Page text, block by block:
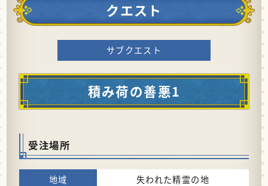
クエスト
サブクエスト
積み荷の善悪1
受注場所
失われた精霊の地